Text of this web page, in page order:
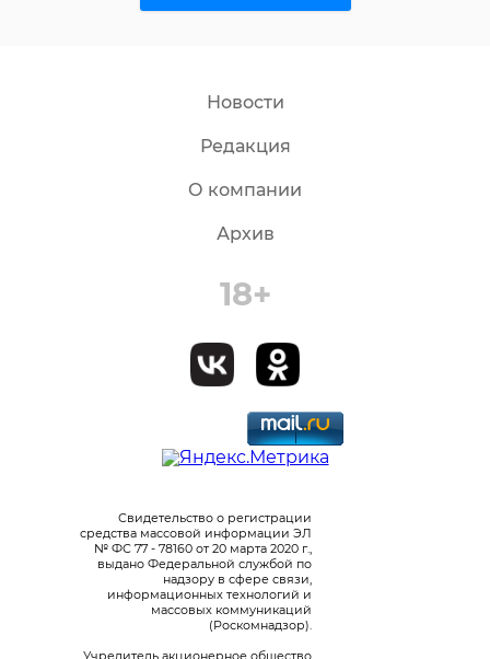
Новости
Редакция
О компании
Архив
18+
Свидетельство о регистрации
средства массовой информации ЭЛ
№ ФС 77 - 78160 от 20 марта 2020 г.,
выдано Федеральной службой по
надзору в сфере связи,
информационных технологий и
массовых коммуникаций
(Роскомнадзор).
Учредитель акционерное общество